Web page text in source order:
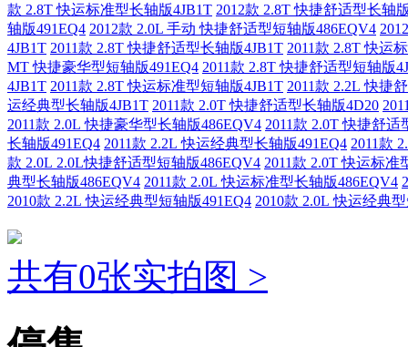
款 2.8T 快运标准型长轴版4JB1T 2012款 2.8T 快捷舒适型长轴
轴版491EQ4 2012款 2.0L 手动 快捷舒适型短轴版486EQV4
4JB1T 2011款 2.8T 快捷舒适型长轴版4JB1T 2011款 2.8T 快运
MT 快捷豪华型短轴版491EQ4 2011款 2.8T 快捷舒适型短轴版
4JB1T 2011款 2.8T 快运标准型短轴版4JB1T 2011款 2.2L 快捷
运经典型长轴版4JB1T 2011款 2.0T 快捷舒适型长轴版4D20
2011款 2.0L 快捷豪华型长轴版486EQV4 2011款 2.0T 快捷舒适
长轴版491EQ4 2011款 2.2L 快运经典型长轴版491EQ4 2011款
款 2.0L 2.0L快捷舒适型短轴版486EQV4 2011款 2.0T 快运标准
典型长轴版486EQV4 2011款 2.0L 快运标准型长轴版486EQV4
2010款 2.2L 快运经典型短轴版491EQ4 2010款 2.0L 快运经典
共有0张实拍图 >